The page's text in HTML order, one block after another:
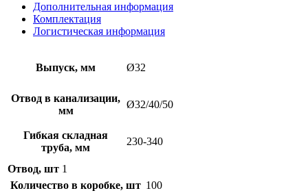
Дополнительная информация
Комплектация
Логистическая информация
Выпуск, мм Ø32
Отвод в канализации,
мм
Ø32/40/50
Гибкая складная
труба, мм
230-340
Отвод, шт 1
Количество в коробке, шт 100